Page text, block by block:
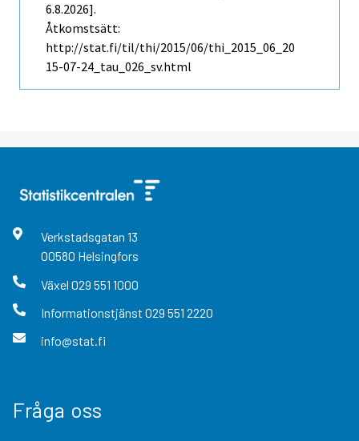
6.8.2026].
Åtkomstsätt:
http://stat.fi/til/thi/2015/06/thi_2015_06_20
15-07-24_tau_026_sv.html
Verkstadsgatan 13
00580 Helsingfors
Växel 029 551 1000
Informationstjänst 029 551 2220
info@stat.fi
Fråga oss